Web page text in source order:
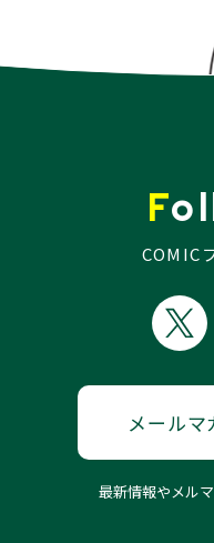
COMIC
メールマ
最新情報やメル